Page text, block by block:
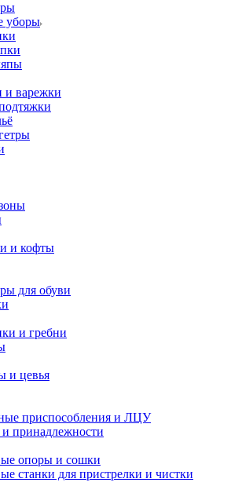
уборы
и варежки
и кофты
для обуви
и гребни
и цевья
приспособления и ЛЦУ
и принадлежности
опоры и сошки
станки для пристрелки и чистки